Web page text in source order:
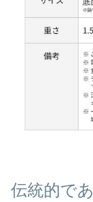
伝統的で